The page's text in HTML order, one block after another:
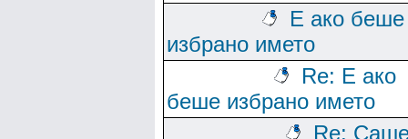
Е ако беше
избрано името
Re: Е ако
беше избрано името
Re: